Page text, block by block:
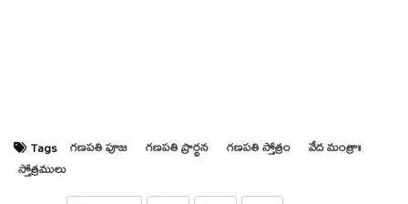
Tags గణపతి పూజ గణపతి ప్రార్థన గణపతి స్తోత్రం
వేద మంత్రాః
స్తోత్రములు